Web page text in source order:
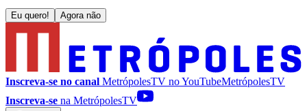
Eu quero! Agora não
Inscreva-se no canal MetrópolesTV noYouTubeMetrópolesTV
Inscreva-se na MetrópolesTV